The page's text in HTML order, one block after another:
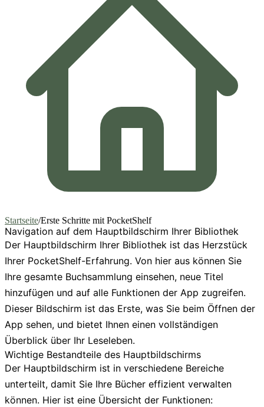
Startseite/Erste Schritte mit PocketShelf
Navigation auf dem Hauptbildschirm Ihrer Bibliothek
Der Hauptbildschirm Ihrer Bibliothek ist das Herzstück
Ihrer PocketShelf-Erfahrung. Von hier aus können Sie
Ihre gesamte Buchsammlung einsehen, neue Titel
hinzufügen und auf alle Funktionen der App zugreifen.
Dieser Bildschirm ist das Erste, was Sie beim Öffnen der
App sehen, und bietet Ihnen einen vollständigen
Überblick über Ihr Leseleben.
Wichtige Bestandteile des Hauptbildschirms
Der Hauptbildschirm ist in verschiedene Bereiche
unterteilt, damit Sie Ihre Bücher effizient verwalten
können. Hier ist eine Übersicht der Funktionen: